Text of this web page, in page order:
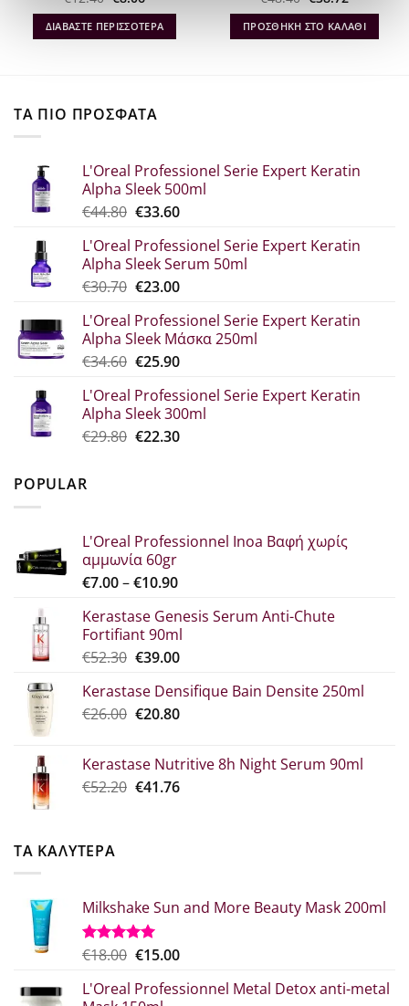
was:
€12.40.
τιμή
είναι:
€8.06.
ΔΙΑΒΆΣΤΕ ΠΕΡΙΣΣΌΤΕΡΑ was:
€48.40.
τιμή
είναι:
€38.72.
ΠΡΟΣΘΉΚΗ ΣΤΟ ΚΑΛΆΘΙ
ΤΑ ΠΙΟ ΠΡΟΣΦΑΤΑ
L'Oreal Professionel Serie Expert Keratin
Alpha Sleek 500ml
€44.80 Original
was:
€44.80.
€33.60Η
τιμή
είναι:
€33.60.
L'Oreal Professionel Serie Expert Keratin
Alpha Sleek Serum 50ml
€30.70 Original
was:
€30.70.
€23.00Η
τιμή
είναι:
€23.00.
L'Oreal Professionel Serie Expert Keratin
Alpha Sleek Μάσκα 250ml
€34.60 Original
was:
€34.60.
€25.90Η
τιμή
είναι:
€25.90.
L'Oreal Professionel Serie Expert Keratin
Alpha Sleek 300ml
€29.80 Original
€22.30Η
POPULAR
L'Oreal Professionnel Inoa Βαφή χωρίς
αμμωνία 60gr
€7.00–€10.90Price
€7.00
through
€10.90
Kerastase Genesis Serum Anti-Chute
Fortifiant 90ml
€52.30 Original
was:
€52.30.
€39.00Η
τιμή
είναι:
Kerastase Densifique Bain Densite 250ml
€26.00 Original
€26.00.
€20.80Η
είναι:
€20.80.
Kerastase Nutritive 8h Night Serum 90ml
€52.20 Original
€41.76Η
ΤΑ ΚΑΛΥΤΕΡΑ
Milkshake Sun and More Beauty Mask 200ml
Βαθμολογήθηκε
από 5
€18.00 Original
was:
€15.00Η
τιμή
L'Oreal Professionnel Metal Detox anti-metal